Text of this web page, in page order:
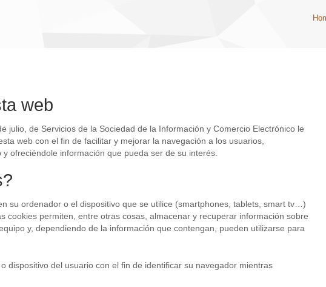
web
julio, de Servicios de la Sociedad de la Información y Comercio Electrónico le
web con el fin de facilitar y mejorar la navegación a los usuarios,
ofreciéndole información que pueda ser de su interés.
su ordenador o el dispositivo que se utilice (smartphones, tablets, smart tv…)
cookies permiten, entre otras cosas, almacenar y recuperar información sobre
y, dependiendo de la información que contengan, pueden utilizarse para
dispositivo del usuario con el fin de identificar su navegador mientras